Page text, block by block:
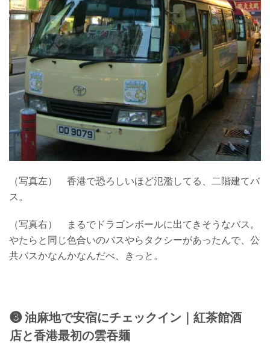
（写真左） 香港で恐ろしいほど氾濫してる、二階建てバ
ス。
（写真右） まるでドラゴンボールに出てきそうなバス。
やたらと同じ色合いのバスやらタクシーがあったんで、公
共バスかなんかなんだべ、きっと。
❸ 油麻地で安宿にチェックイン｜紅茶館酒
店と香港最初の雲吞麺